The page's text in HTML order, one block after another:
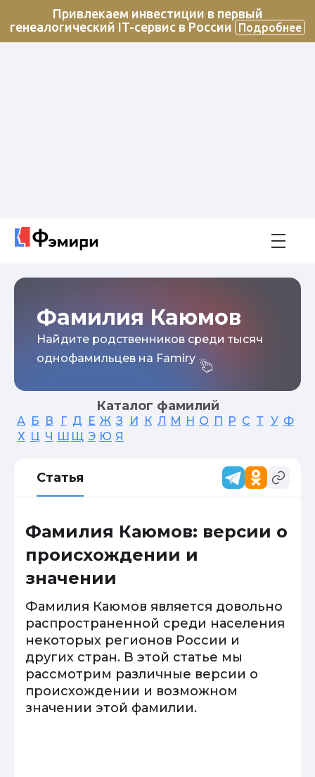
Привлекаем инвестиции в первый
генеалогический IT-сервис в России
Подробнее
Фамилия Каюмов
Найдите родственников среди тысяч
однофамильцев на Famiry
Каталог фамилий
А Б В Г Д Е Ж З И К Л М Н О П Р С Т У Ф
Х Ц Ч Ш Щ Э Ю Я
Статья
Фамилия Каюмов: версии о
происхождении и
значении
Фамилия Каюмов является довольно
распространенной среди населения
некоторых регионов России и
других стран. В этой статье мы
рассмотрим различные версии о
происхождении и возможном
значении этой фамилии.